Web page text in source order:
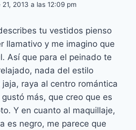
2013 a las 12:09 pm
tu vestidos pienso
llamativo y me imagino que
Así que para el peinado te
nada del estilo
raya al centro romántica
más, que creo que es
Y en cuanto al maquillaje,
es negro, me parece que